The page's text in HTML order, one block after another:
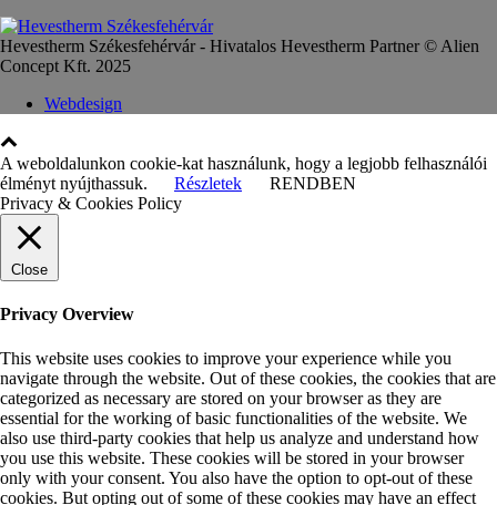
Hevestherm Székesfehérvár - Hivatalos Hevestherm Partner © Alien
Concept Kft. 2025
Webdesign
A weboldalunkon cookie-kat használunk, hogy a legjobb felhasználói
élményt nyújthassuk.
Részletek
RENDBEN
Privacy & Cookies Policy
Close
Privacy Overview
This website uses cookies to improve your experience while you
navigate through the website. Out of these cookies, the cookies that are
categorized as necessary are stored on your browser as they are
essential for the working of basic functionalities of the website. We
also use third-party cookies that help us analyze and understand how
you use this website. These cookies will be stored in your browser
only with your consent. You also have the option to opt-out of these
cookies. But opting out of some of these cookies may have an effect